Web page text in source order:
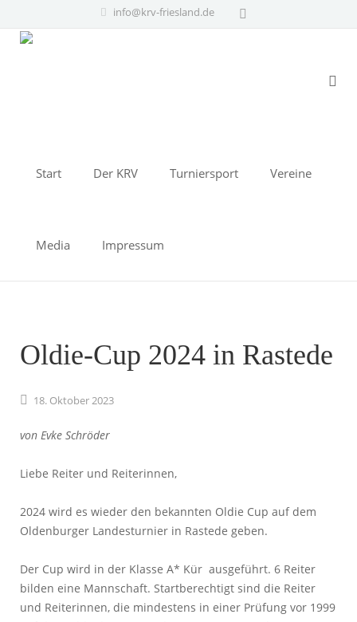
info@krv-friesland.de
Start Der KRV Turniersport Vereine
Media Impressum
Oldie-Cup 2024 in Rastede
18. Oktober2023
von Evke Schröder
Liebe Reiter und Reiterinnen,
2024 wird es wieder den bekannten Oldie Cup auf dem
Oldenburger Landesturnier in Rastede geben.
Der Cup wird in der Klasse A* Kür ausgeführt. 6 Reiter
bilden eine Mannschaft. Startberechtigt sind die Reiter
und Reiterinnen, die mindestens in einer Prüfung vor 1999